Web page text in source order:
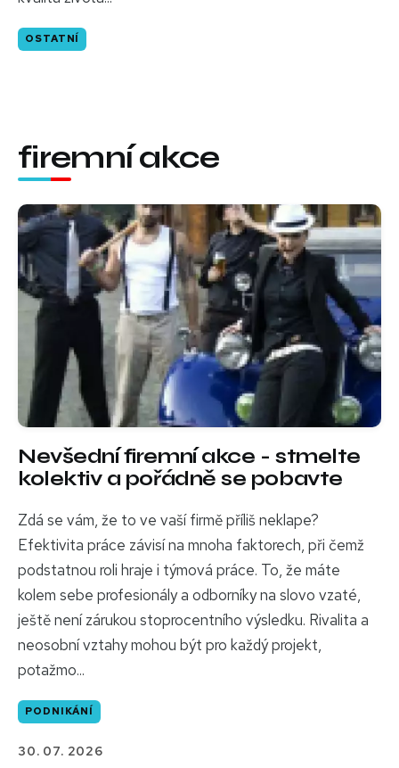
OSTATNÍ
firemní akce
Nevšední firemní akce - stmelte
kolektiv a pořádně se pobavte
Zdá se vám, že to ve vaší firmě příliš neklape?
Efektivita práce závisí na mnoha faktorech, při čemž
podstatnou roli hraje i týmová práce. To, že máte
kolem sebe profesionály a odborníky na slovo vzaté,
ještě není zárukou stoprocentního výsledku. Rivalita a
neosobní vztahy mohou být pro každý projekt,
potažmo...
PODNIKÁNÍ
30. 07. 2026